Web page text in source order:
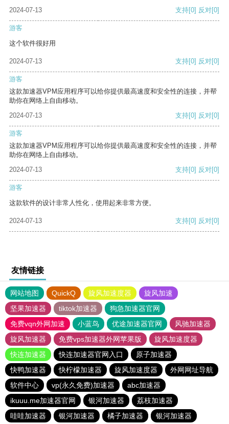
2024-07-13
支持[0] 反对[0]
游客
这个软件很好用
2024-07-13 支持[0] 反对[0]
游客
这款加速器VPM应用程序可以给你提供最高速度和安全性的连接，并帮
助你在网络上自由移动。
2024-07-13
支持[0] 反对[0]
游客
这款加速器VPM应用程序可以给你提供最高速度和安全性的连接，并帮
助你在网络上自由移动。
2024-07-13
支持[0] 反对[0]
游客
这款软件的设计非常人性化，使用起来非常方便。
2024-07-13 支持[0] 反对[0]
友情链接
网站地图 QuickQ 旋风加速度器
旋风加速
坚果加速器
tiktok加速器
狗急加速器官网
免费vqn外网加速
小蓝鸟 优途加速器官网
风驰加速器
旋风加速器
免费vps加速器外网苹果版
旋风加速度器
快连加速器
快连加速器官网入口
原子加速器
快鸭加速器
快柠檬加速器 旋风加速度器
外网网址导航
软件中心
vp(永久免费)加速器
abc加速器
ikuuu.me加速器官网
银河加速器
荔枝加速器
哇哇加速器
银河加速器 橘子加速器 银河加速器